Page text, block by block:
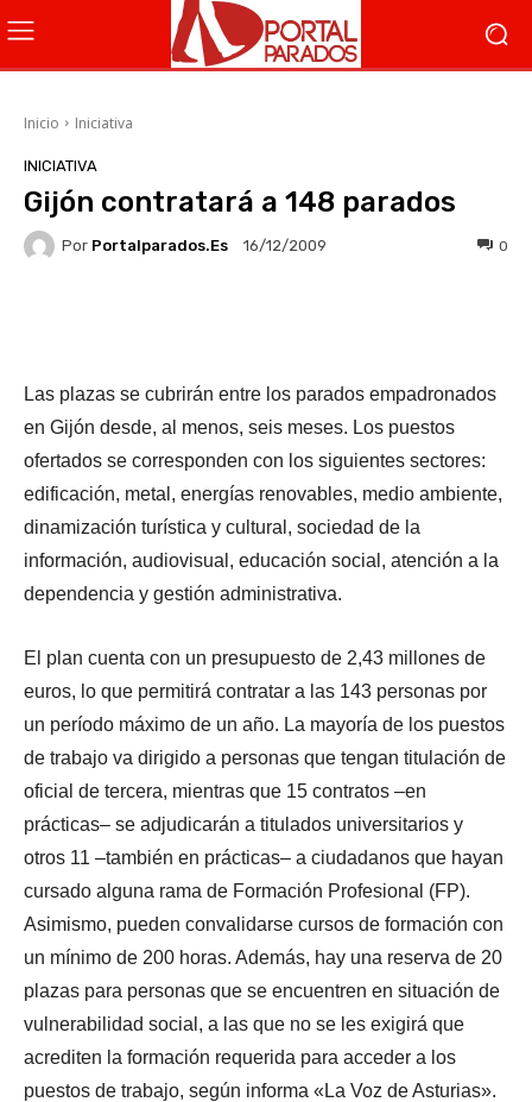
Inicio Iniciativa
INICIATIVA
Gijón contratará a 148 parados
Por Portalparados.es 16/12/2009 0
Las plazas se cubrirán entre los parados empadronados
en Gijón desde, al menos, seis meses. Los puestos
ofertados se corresponden con los siguientes sectores:
edificación, metal, energías renovables, medio ambiente,
dinamización turística y cultural, sociedad de la
información, audiovisual, educación social, atención a la
dependencia y gestión administrativa.
El plan cuenta con un presupuesto de 2,43 millones de
euros, lo que permitirá contratar a las 143 personas por
un período máximo de un año. La mayoría de los puestos
de trabajo va dirigido a personas que tengan titulación de
oficial de tercera, mientras que 15 contratos –en
prácticas– se adjudicarán a titulados universitarios y
otros 11 –también en prácticas– a ciudadanos que hayan
cursado alguna rama de Formación Profesional (FP).
Asimismo, pueden convalidarse cursos de formación con
un mínimo de 200 horas. Además, hay una reserva de 20
plazas para personas que se encuentren en situación de
vulnerabilidad social, a las que no se les exigirá que
acrediten la formación requerida para acceder a los
puestos de trabajo, según informa «La Voz de Asturias».